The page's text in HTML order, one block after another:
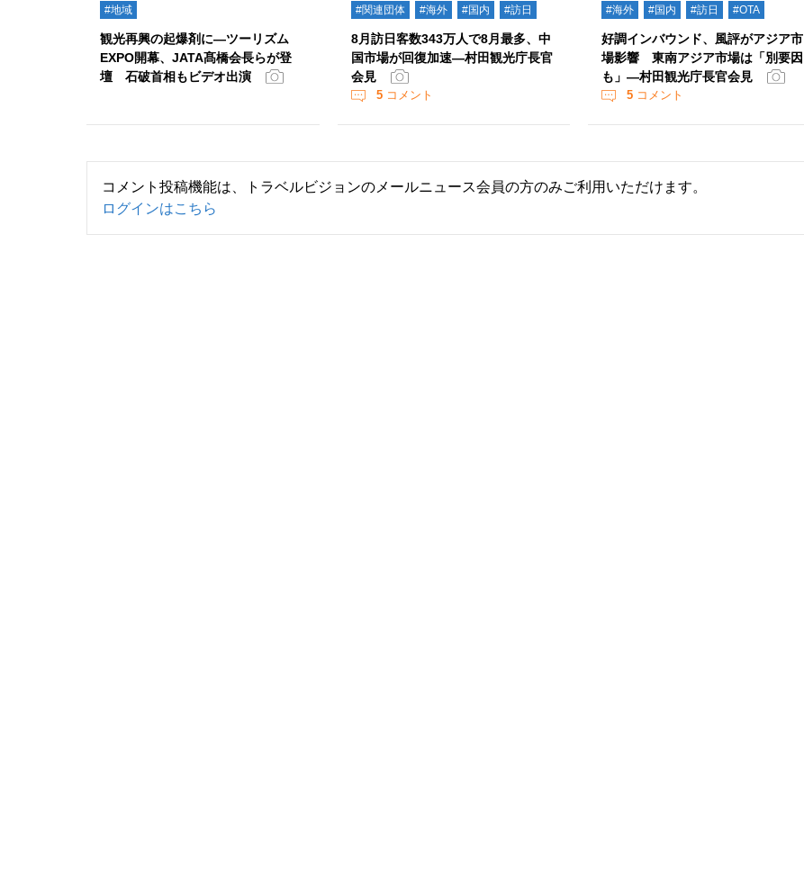
#地域
観光再興の起爆剤に―ツーリズム
EXPO開幕、JATA髙橋会長らが登
壇 石破首相もビデオ出演
#関連団体
#海外 #国内 #訪日
8月訪日客数343万人で8月最多、中
国市場が回復加速―村田観光庁長官
会見
5コメント
#海外
#国内 #訪日 #OTA
好調インバウンド、風評がアジア市
場影響 東南アジア市場は「別要因
も」―村田観光庁長官会見
5 コメント
コメント投稿機能は、トラベルビジョンのメールニュース会員の方のみご利用いただけます。
ログインはこちら